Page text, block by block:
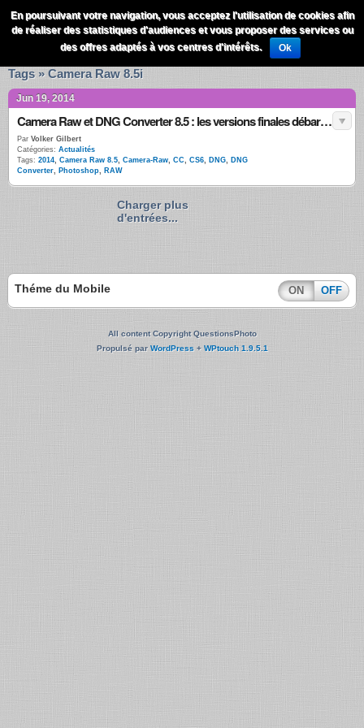
QuestionsPhoto Menu
Tags » Camera Raw 8.5i
Jun 19, 2014
Camera Raw et DNG Converter 8.5 : les versions finales débarquent
Par Volker Gilbert
Catégories: Actualités
Tags: 2014, Camera Raw 8.5, Camera-Raw, CC, CS6, DNG, DNG
Converter, Photoshop, RAW
Charger plus
d'entrées...
Théme du Mobile ON OFF
All content Copyright QuestionsPhoto
Propulsé parWordPress + WPtouch 1.9.5.1
En poursuivant votre navigation, vous acceptez l'utilisation de cookies afin
de réaliser des statistiques d'audiences et vous proposer des services ou
des offres adaptés à vos centres d'intérêts.
Ok